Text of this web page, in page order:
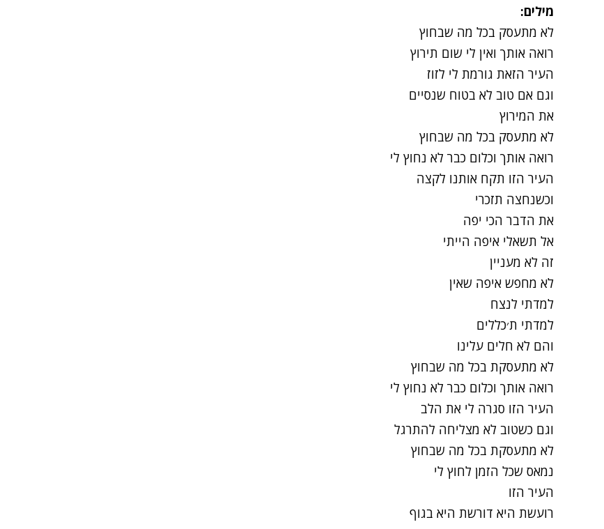
מילים:
לא מתעסק בכל מה שבחוץ
רואה אותך ואין לי שום תירוץ
העיר הזאת גורמת לי לזוז
וגם אם טוב לא בטוח שנסיים
את המירוץ
לא מתעסק בכל מה שבחוץ
רואה אותך וכלום כבר לא נחוץ לי
העיר הזו תקח אותנו לקצה
וכשנחצה תזכרי
את הדבר הכי יפה
אל תשאלי איפה הייתי
זה לא מעניין
לא מחפש איפה שאין
למדתי לנצח
למדתי ת׳כללים
והם לא חלים עלינו
לא מתעסקת בכל מה שבחוץ
רואה אותך וכלום כבר לא נחוץ לי
העיר הזו סגרה לי את הלב
וגם כשטוב לא מצליחה להתרגל
לא מתעסקת בכל מה שבחוץ
נמאס שכל הזמן לחוץ לי
העיר הזו
רועשת היא דורשת היא בגוף